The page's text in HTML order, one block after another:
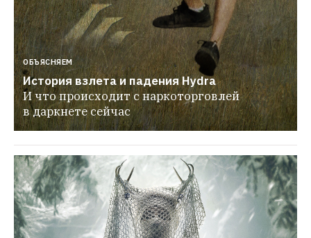
ОБЪЯСНЯЕМ
История взлета и падения Hydra
И что происходит с наркоторговлей
в даркнете сейчас